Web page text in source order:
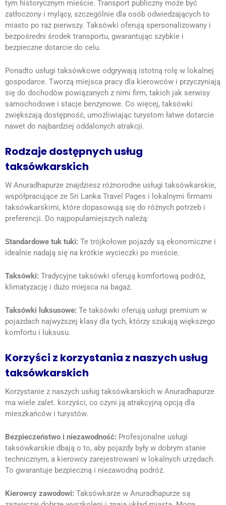
tym historycznym mieście. Transport publiczny może być
zatłoczony i mylący, szczególnie dla osób odwiedzających to
miasto po raz pierwszy. Taksówki oferują spersonalizowany i
bezpośredni środek transportu, gwarantując szybkie i
bezpieczne dotarcie do celu.
Ponadto usługi taksówkowe odgrywają istotną rolę w lokalnej
gospodarce. Tworzą miejsca pracy dla kierowców i przyczyniają
się do dochodów powiązanych z nimi firm, takich jak serwisy
samochodowe i stacje benzynowe. Co więcej, taksówki
zwiększają dostępność, umożliwiając turystom łatwe dotarcie
nawet do najbardziej oddalonych atrakcji.
Rodzaje dostępnych usług
taksówkarskich
W Anuradhapurze znajdziesz różnorodne usługi taksówkarskie,
współpracujące ze Sri Lanka Travel Pages i lokalnymi firmami
taksówkarskimi, które dopasowują się do różnych potrzeb i
preferencji. Do najpopularniejszych należą:
Standardowe tuk tuki: Te trójkołowe pojazdy są ekonomiczne i
idealnie nadają się na krótkie wycieczki po mieście.
Taksówki: Tradycyjne taksówki oferują komfortową podróż,
klimatyzację i dużo miejsca na bagaż.
Taksówki luksusowe: Te taksówki oferują usługi premium w
pojazdach najwyższej klasy dla tych, którzy szukają większego
komfortu i luksusu.
Korzyści z korzystania z naszych usług
taksówkarskich
Korzystanie z naszych usług taksówkarskich w Anuradhapurze
ma wiele zalet. korzyści, co czyni ją atrakcyjną opcją dla
mieszkańców i turystów.
Bezpieczeństwo i niezawodność: Profesjonalne usługi
taksówkarskie dbają o to, aby pojazdy były w dobrym stanie
technicznym, a kierowcy zarejestrowani w lokalnych urzędach.
To gwarantuje bezpieczną i niezawodną podróż.
Kierowcy zawodowi: Taksówkarze w Anuradhapurze są